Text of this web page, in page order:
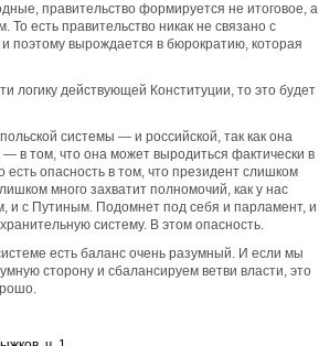
правительство формируется не итоговое, а
То есть правительство никак не связано с
поэтому вырождается в бюрократию, которая
логику действующей Конституции, то это будет
системы — и российской, так как она
— в том, что она может выродиться фактически в
есть опасность в том, что президент слишком
много захватит полномочий, как у нас
и с Путиным. Подомнет под себя и парламент, и
систему. В этом опасность.
есть баланс очень разумный. И если мы
сторону и сбалансируем ветви власти, это